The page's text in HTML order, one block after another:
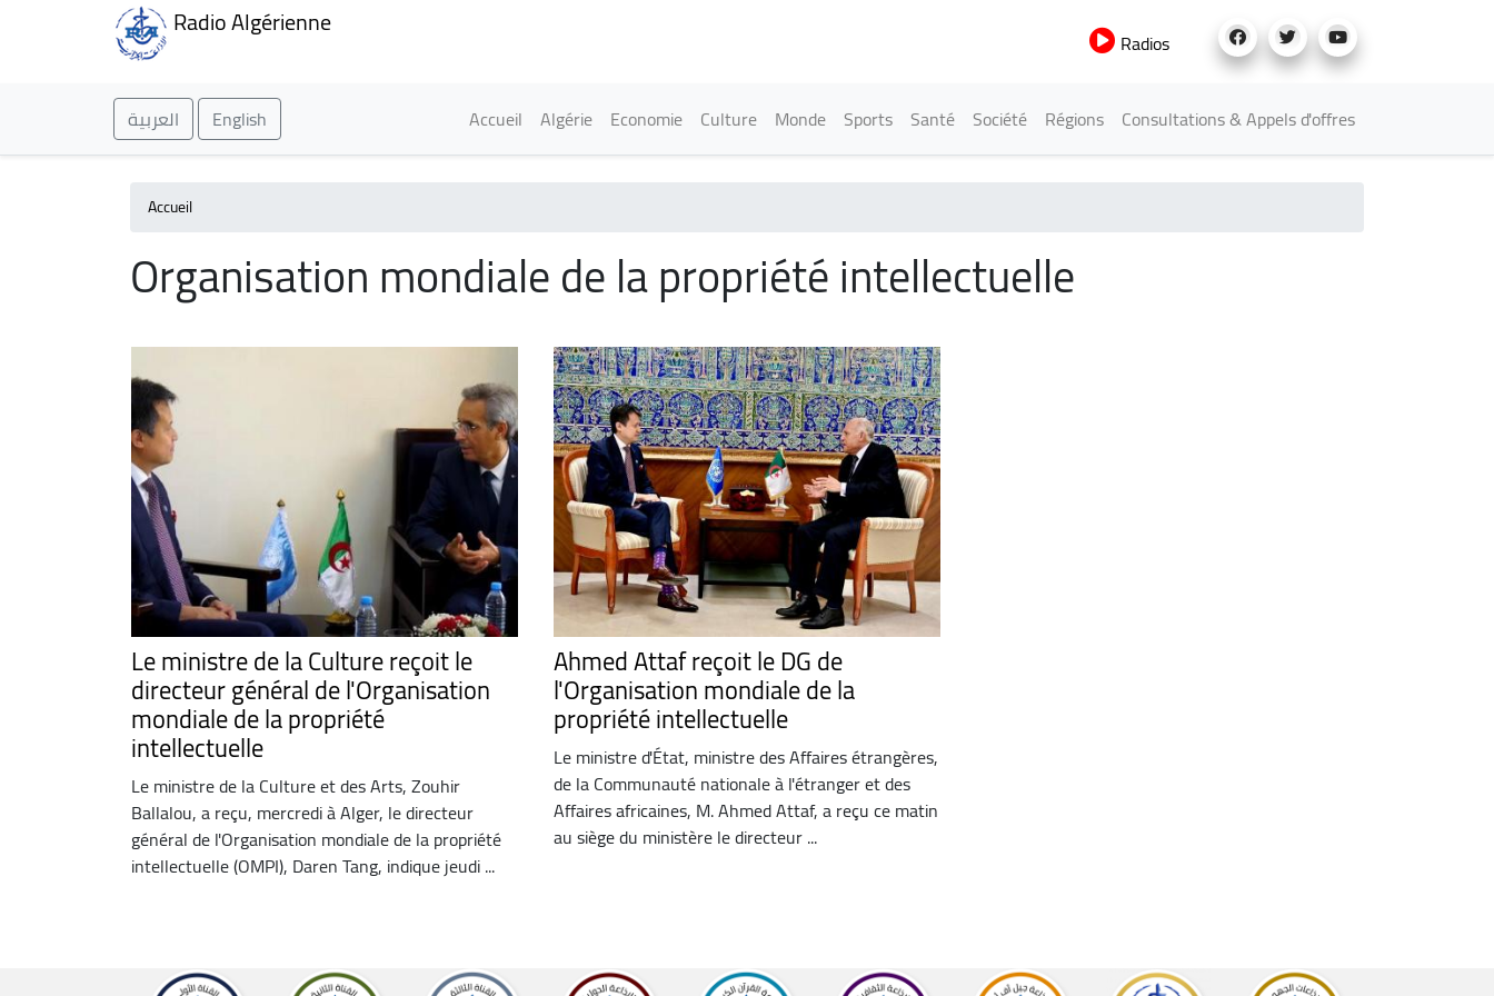
Radio Algérienne
Radios
العربية English Main navigation
Accueil Algérie Economie Culture Monde Sports Santé Société Régions Consultations & Appels d'offres
Accueil
Organisation mondiale de la propriété intellectuelle
Le ministre de la Culture reçoit le
directeur général de l'Organisation
mondiale de la propriété
intellectuelle
Le ministre de la Culture et des Arts, Zouhir
Ballalou, a reçu, mercredi à Alger, le directeur
général de l'Organisation mondiale de la propriété
intellectuelle (OMPI), Daren Tang, indique jeudi ...
Ahmed Attaf reçoit le DG de
l'Organisation mondiale de la
propriété intellectuelle
Le ministre d'État, ministre des Affaires étrangères,
de la Communauté nationale à l'étranger et des
Affaires africaines, M. Ahmed Attaf, a reçu ce matin
au siège du ministère le directeur ...